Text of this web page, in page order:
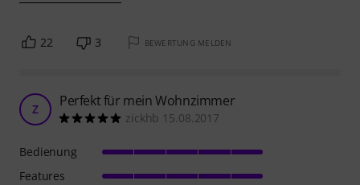
22 3 BEWERTUNG MELDEN
Z Perfekt für mein Wohnzimmer
zickhb 15.08.2017
Bedienung
Features